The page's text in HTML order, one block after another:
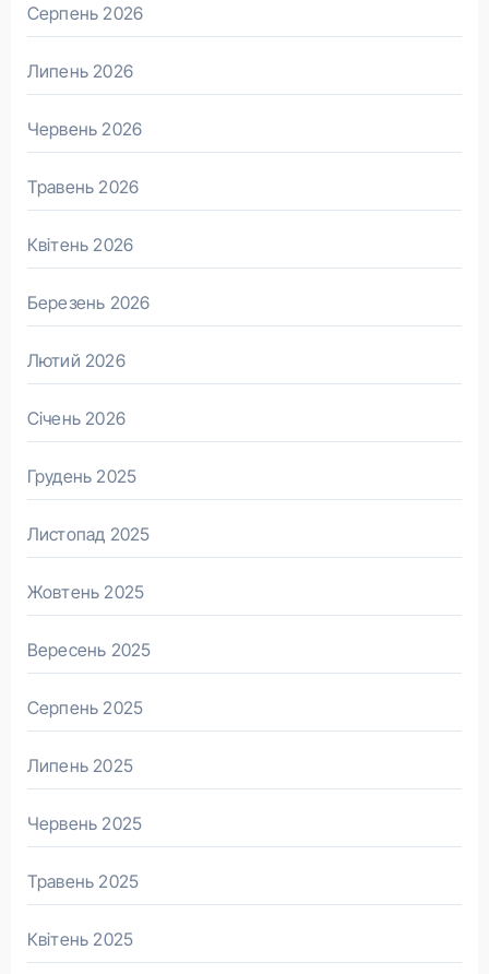
Серпень 2026
Липень 2026
Червень 2026
Травень 2026
Квітень 2026
Березень 2026
Лютий 2026
Січень 2026
Грудень 2025
Листопад 2025
Жовтень 2025
Вересень 2025
Серпень 2025
Липень 2025
Червень 2025
Травень 2025
Квітень 2025